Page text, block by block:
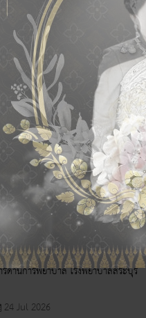
05 Aug 2026
แสดงความยินดีแด่ นางธนันณัฏฐ์ มณีศิ
รด้านการพยาบาล โรงพยาบาลสระบุรี
24 Jul 2026